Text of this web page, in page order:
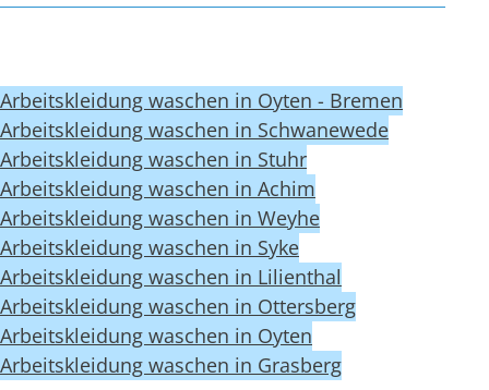
Arbeitskleidung waschen in Oyten - Bremen
Arbeitskleidung waschen in Schwanewede
Arbeitskleidung waschen in Stuhr
Arbeitskleidung waschen in Achim
Arbeitskleidung waschen in Weyhe
Arbeitskleidung waschen in Syke
Arbeitskleidung waschen in Lilienthal
Arbeitskleidung waschen in Ottersberg
Arbeitskleidung waschen in Oyten
Arbeitskleidung waschen in Grasberg